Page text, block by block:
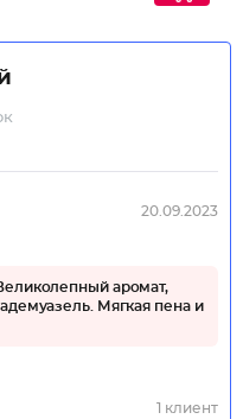
20.09.2023
аромат,
Мягкая пена и
1 клиент